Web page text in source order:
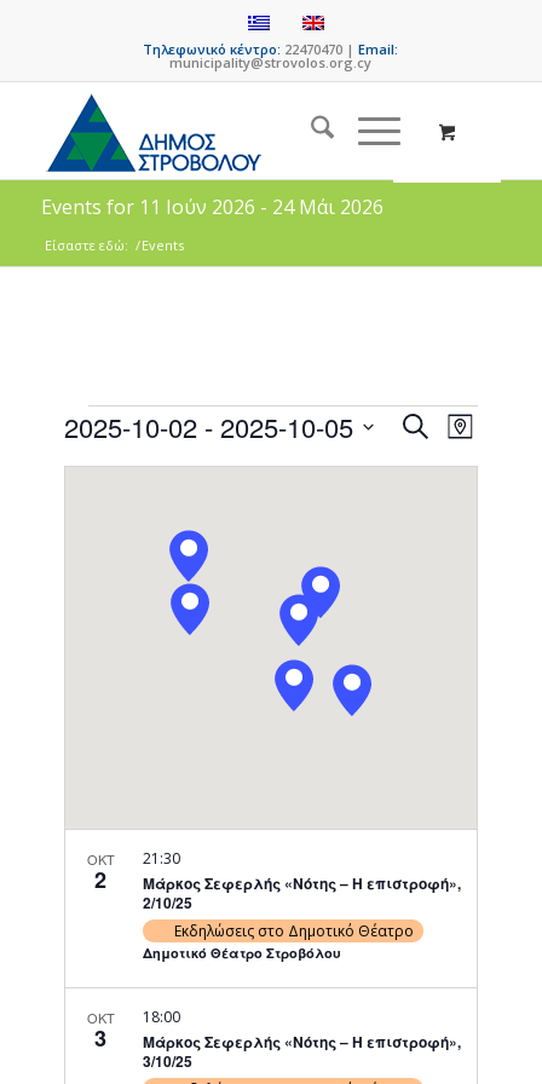
Τηλεφωνικό κέντρο: 22470470 |Email:
municipality@strovolos.org.cy
Events for 11 Ιούν 2026 - 24 Μάι 2026
Είσαστε εδώ: /Events
Events
Search
SearchEvent
Views
Map
2025-10-02 - 2025-10-05
ΟΚΤ
2
Μάρκος Σεφερλής «Νότης – Η επιστροφή»,
2/10/25
21:30
Εκδηλώσεις στο Δημοτικό Θέατρο
Δημοτικό Θέατρο Στροβόλου
ΟΚΤ
3
Μάρκος Σεφερλής «Νότης – Η επιστροφή»,
3/10/25
18:00